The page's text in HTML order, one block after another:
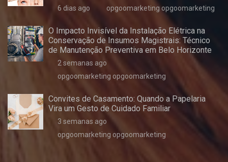
6 dias ago opgoomarketing opgoomarketing
O Impacto Invisível da Instalação Elétrica na
Conservação de Insumos Magistrais: Técnico
de Manutenção Preventiva em Belo Horizonte
2 semanas ago
opgoomarketing opgoomarketing
Convites de Casamento: Quando a Papelaria
Vira um Gesto de Cuidado Familiar
3 semanas ago
opgoomarketing opgoomarketing